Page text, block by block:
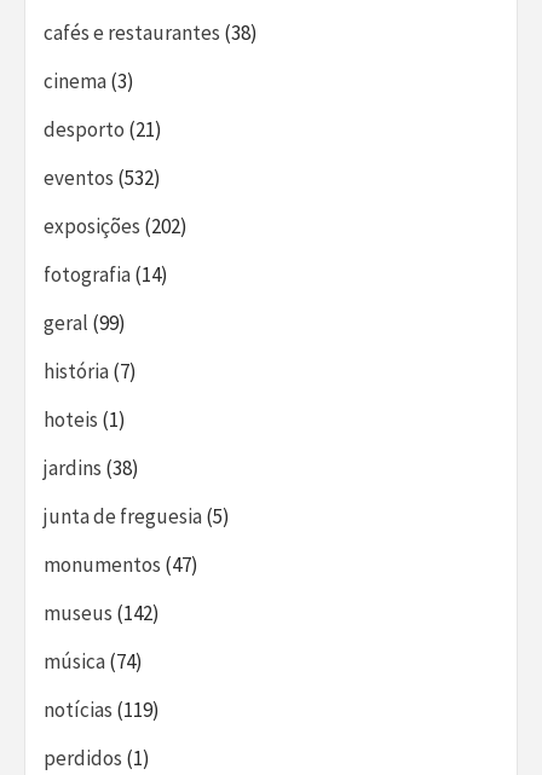
cafés e restaurantes (38)
cinema(3)
desporto (21)
eventos (532)
exposições (202)
fotografia(14)
geral (99)
história(7)
hoteis (1)
jardins (38)
junta de freguesia(5)
monumentos (47)
museus (142)
música(74)
notícias (119)
perdidos (1)